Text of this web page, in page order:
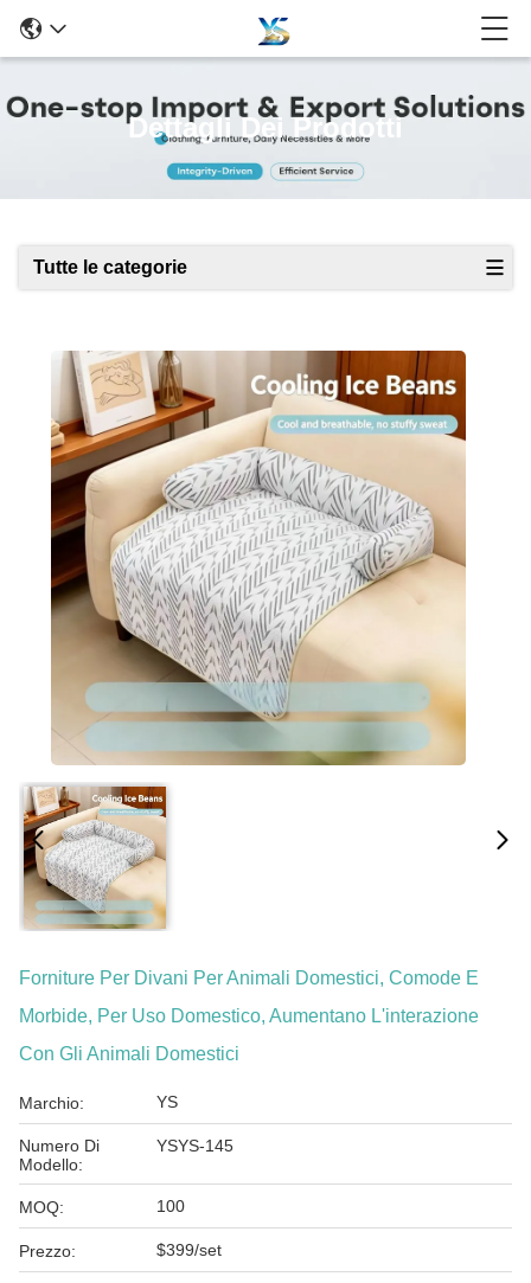
Dettagli Dei Prodotti
Tutte le categorie
Forniture Per Divani Per Animali Domestici, Comode E
Morbide, Per Uso Domestico, Aumentano L'interazione
Con Gli Animali Domestici
Marchio: YS
Numero Di
Modello:
YSYS-145
MOQ: 100
Prezzo: $399/set